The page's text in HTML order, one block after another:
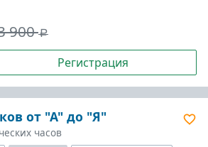
900
Регистрация
от "А" до "Я"
часов